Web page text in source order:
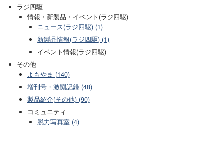
ラジ四駆
情報・新製品・イベント(ラジ四駆)
ニュース(ラジ四駆) (1)
新製品情報(ラジ四駆) (1)
イベント情報(ラジ四駆)
その他
よもやま (140)
増刊号・激闘記録 (48)
製品紹介(その他) (90)
コミュニティ
脱力写真室 (4)